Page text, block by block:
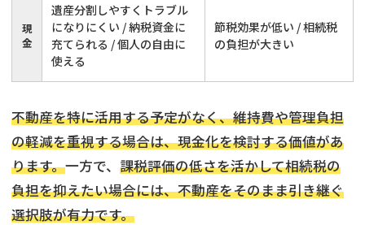
現
金
遺産分割しやすくトラブル
になりにくい / 納税資金に
充てられる / 個人の自由に
使える
節税効果が低い / 相続税
の負担が大きい
不動産を特に活用する予定がなく、維持費や管理負担
の軽減を重視する場合は、現金化を検討する価値があ
ります。一方で、 課税評価の低さを活かして相続税の
負担を抑えたい場合には、不動産をそのまま引き継ぐ
選択肢が有力です。